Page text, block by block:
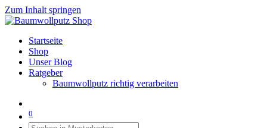
Zum Inhalt springen
Startseite
Shop
Unser Blog
Ratgeber
Baumwollputz richtig verarbeiten
0